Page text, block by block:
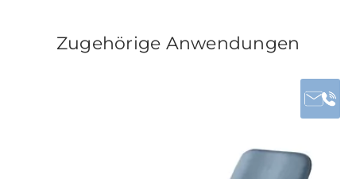
Zugehörige Anwendungen